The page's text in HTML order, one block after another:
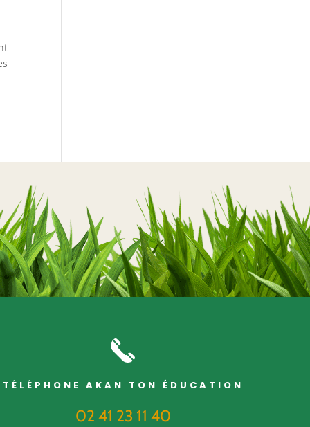
TÉLÉPHONE AKAN TON ÉDUCATION
02 41 23 11 40